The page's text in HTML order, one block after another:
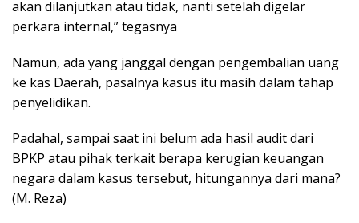
akan dilanjutkan atau tidak, nanti setelah digelar
perkara internal,” tegasnya
Namun, ada yang janggal dengan pengembalian uang
ke kas Daerah, pasalnya kasus itu masih dalam tahap
penyelidikan.
Padahal, sampai saat ini belum ada hasil audit dari
BPKP atau pihak terkait berapa kerugian keuangan
negara dalam kasus tersebut, hitungannya dari mana?
(M. Reza)